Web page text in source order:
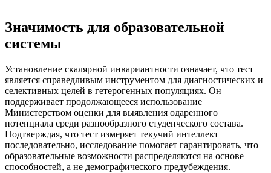
Значимость для образовательной
системы
Установление скалярной инвариантности означает, что тест
является справедливым инструментом для диагностических и
селективных целей в гетерогенных популяциях. Он
поддерживает продолжающееся использование
Министерством оценки для выявления одаренного
потенциала среди разнообразного студенческого состава.
Подтверждая, что тест измеряет текучий интеллект
последовательно, исследование помогает гарантировать, что
образовательные возможности распределяются на основе
способностей, а не демографического предубеждения.